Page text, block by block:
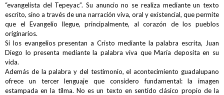
“evangelista del Tepeyac”. Su anuncio no se realiza mediante un texto
escrito, sino a través de una narración viva, oral y existencial, que permite
que el Evangelio llegue, principalmente, al corazón de los pueblos
originarios.
Si los evangelios presentan a Cristo mediante la palabra escrita, Juan
Diego lo presenta mediante la palabra viva que María deposita en su
vida.
Además de la palabra y del testimonio, el acontecimiento guadalupano
ofrece un tercer lenguaje que considero fundamental: la imagen
estampada en la tilma. No es un texto en sentido clásico propio de la